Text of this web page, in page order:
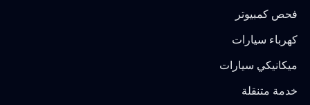
فحص كمبيوتر
كهرباء سيارات
ميكانيكي سيارات
خدمة متنقلة